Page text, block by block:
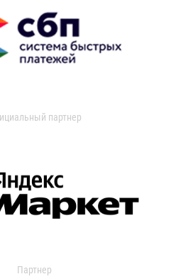
партнер
Партнер